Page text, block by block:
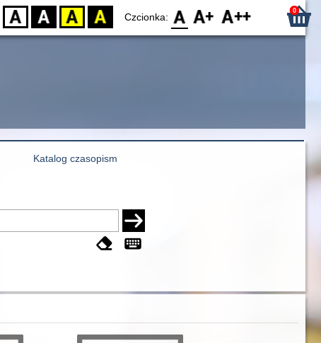
D BW YB BY Czcionka: F0 F1 F2 0
Katalog czasopism